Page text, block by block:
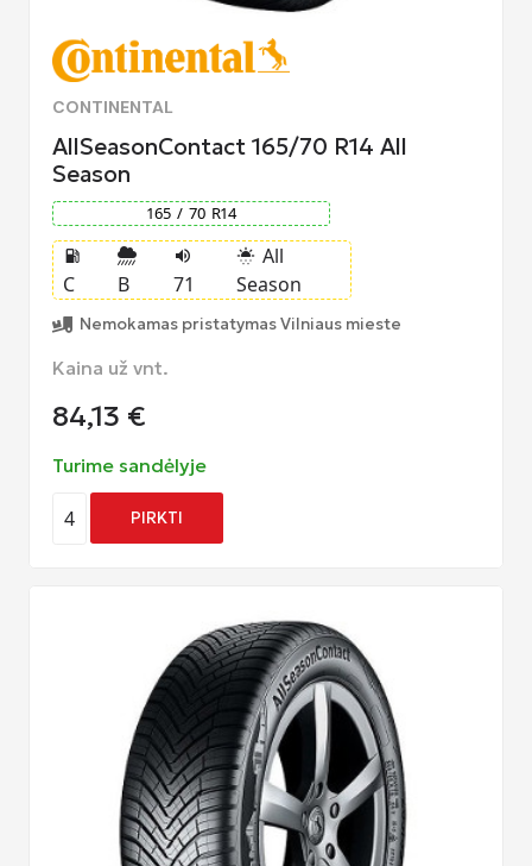
CONTINENTAL
AllSeasonContact 165/70 R14 All
Season
165 / 70 R14
local_gas_station
C B
volume_up
71
sunny_snowing All
Season
Nemokamas pristatymas Vilniaus mieste
Kaina už vnt.
84,13 €
Turime sandėlyje
4 PIRKTI